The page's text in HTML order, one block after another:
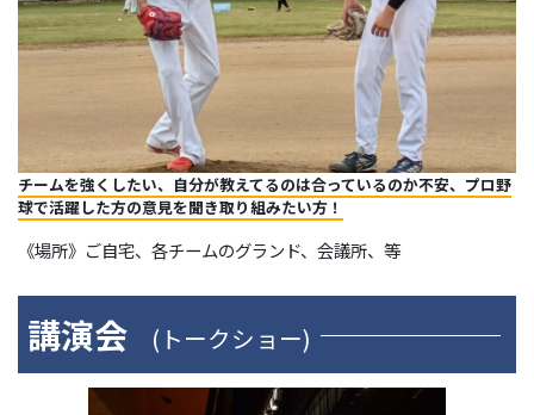
チームを強くしたい、自分が教えてるのは合っているのか不安、プロ野
球で活躍した方の意見を聞き取り組みたい方！
《場所》ご自宅、各チームのグランド、会議所、等
講演会 (トークショー)